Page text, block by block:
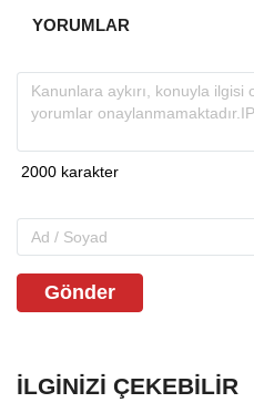
YORUMLAR
Gönder
İLGINIZI ÇEKEBILIR